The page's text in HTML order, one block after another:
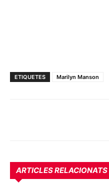
ETIQUETES Marilyn Manson
ARTICLES RELACIONATS